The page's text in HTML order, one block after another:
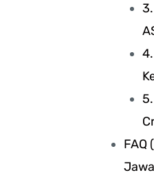
FAQ